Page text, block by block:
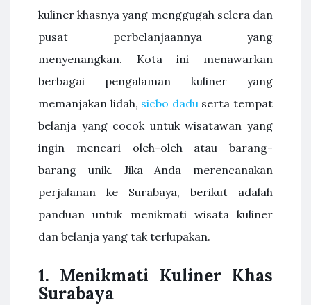
kuliner khasnya yang menggugah selera dan
pusat perbelanjaannya yang
menyenangkan. Kota ini menawarkan
berbagai pengalaman kuliner yang
memanjakan lidah, sicbo dadu serta tempat
belanja yang cocok untuk wisatawan yang
ingin mencari oleh-oleh atau barang-
barang unik. Jika Anda merencanakan
perjalanan ke Surabaya, berikut adalah
panduan untuk menikmati wisata kuliner
dan belanja yang tak terlupakan.
1. Menikmati Kuliner Khas
Surabaya